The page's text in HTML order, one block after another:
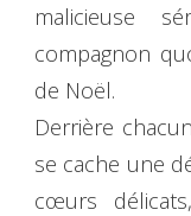
malicieuse
compagnon
de Noël.
Derrière
se cache une
cœurs